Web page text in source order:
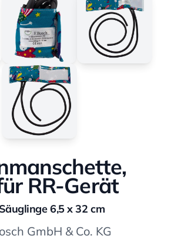
RR-Gerät
6,5 x 32 cm
GmbH & Co. KG